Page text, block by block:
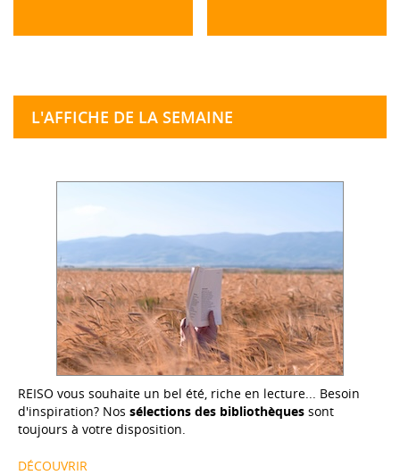
L'AFFICHE DE LA SEMAINE
REISO vous souhaite un bel été, riche en lecture... Besoin
d'inspiration? Nos sélections des bibliothèques sont
toujours à votre disposition.
DÉCOUVRIR